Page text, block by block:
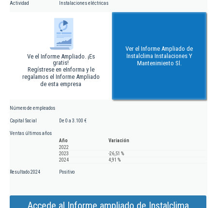
Actividad Instalaciones eléctricas
Ve el Informe Ampliado. ¡Es
gratis!
Regístrese en eInforma y le
regalamos el Informe Ampliado
de esta empresa
Ver el Informe Ampliado de
Instalclima Instalaciones Y
Mantenimiento Sl.
Número de empleados
Capital Social De 0 a 3.100 €
Ventas últimos años
Año
Variación
2022
2023
-26,51 %
2024
4,91 %
Resultado 2024 Positivo